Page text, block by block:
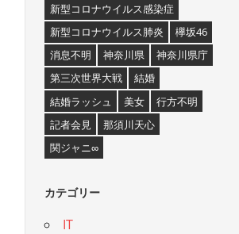
新型コロナウイルス感染症
新型コロナウイルス肺炎
欅坂46
消息不明
神奈川県
神奈川県庁
第三次世界大戦
結婚
結婚ラッシュ
美女
行方不明
記者会見
那須川天心
関ジャニ∞
カテゴリー
IT